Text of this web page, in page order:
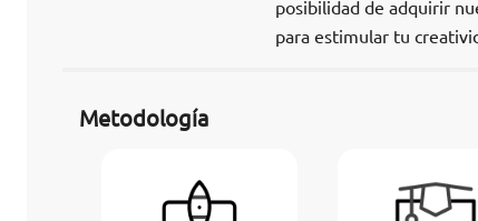
posibilidad de adquirir
para estimular tu
Metodología